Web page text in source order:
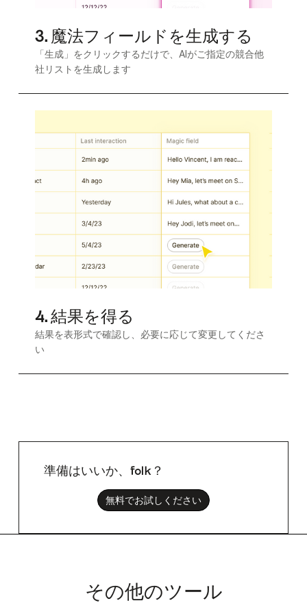
3. 魔法フィールドを生成する
「生成」をクリックするだけで、AIがご指定の競合他
社リストを生成します
4. 結果を得る
結果を表形式で確認し、必要に応じて変更してくださ
い
準備はいいか、folk？
無料でお試しください
その他のツール